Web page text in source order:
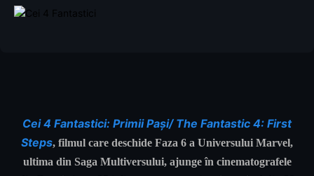
Cei 4 Fantastici: Primii Pași/ The Fantastic 4: First
Steps, filmul care deschide Faza 6 a Universului Marvel,
ultima din Saga Multiversului, ajunge în cinematografele